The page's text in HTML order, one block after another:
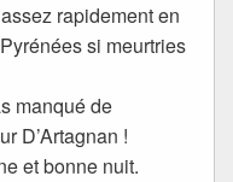
rapidement en
si meurtries
manqué de
D’Artagnan !
et bonne nuit.